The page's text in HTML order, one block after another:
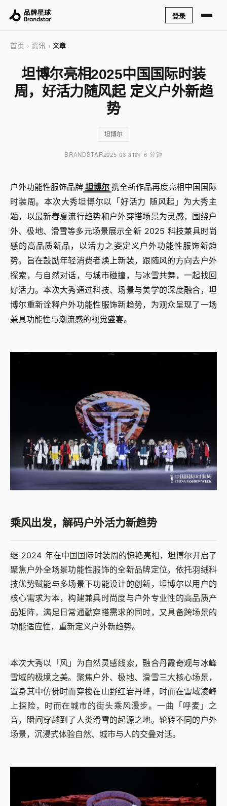
登录
首页 › 资讯 › 文章
坦博尔亮相2025中国国际时装
周，好活力随风起 定义户外新趋
势
坦博尔
BRANDSTAR2025-03-31约 6 分钟
户外功能性服饰品牌 坦博尔 携全新作品再度亮相中国国际
时装周。本次大秀坦博尔以「好活力 随风起」为大秀主
题，以最新春夏流行趋势和户外穿搭场景为灵感，围绕户
外、极地、滑雪等多元场景展示全新 2025 科技兼具时尚
感的高品质新品，以活力之姿定义户外功能性服饰新趋
势。旨在鼓励年轻消费者焕上新装，跟随风的方向去户外
探索，与自然对话，与城市碰撞，与冰雪共舞，一起找回
好活力。本次大秀通过科技、场景与美学的深度融合，坦
博尔重新诠释户外功能性服饰新趋势，为观众呈现了一场
兼具功能性与潮流感的视觉盛宴。
乘风出发，解码户外活力新趋势
继 2024 年在中国国际时装周的惊艳亮相，坦博尔开启了
聚焦户外全场景功能性服饰的全新品牌定位。依托羽绒科
技优势赋能与多场景下功能设计的创新，坦博尔以用户的
核心需求为本，构建兼具时尚度与户外专业性的高品质产
品矩阵，满足日常通勤穿搭需求的同时，又具备跨场景的
功能适应性，重新定义户外新趋势。
本次大秀以「风」为自然灵感线索，融合丹霞奇观与冰峰
雪域的极境之美。聚焦户外、极地、滑雪三大核心场景，
置身其中仿佛时而穿梭在山野红岩丹峰，时而在雪域凌峰
上探险，时而在城市的街头乘风漫步。一曲「呼麦」之
音，瞬间穿越到了人类滑雪的起源之地。轮转不同的户外
场景，沉浸式体验自然、城市与人的交叠对话。